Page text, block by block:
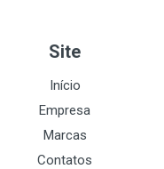
Site
Início
Empresa
Marcas
Contatos